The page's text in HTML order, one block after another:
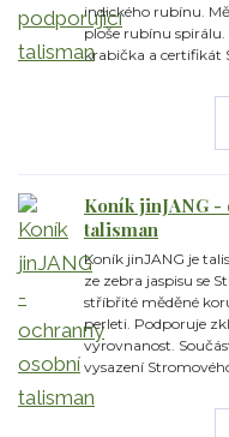
indického rubínu.
ploše rubínu spirálu.
krabička a certifikát
Koník jinJANG -
talisman
Koník jinJANG je
ze zebra jaspisu se
stříbřité měděné
perleti. Podporuje
vyrovnanost.
vysazení